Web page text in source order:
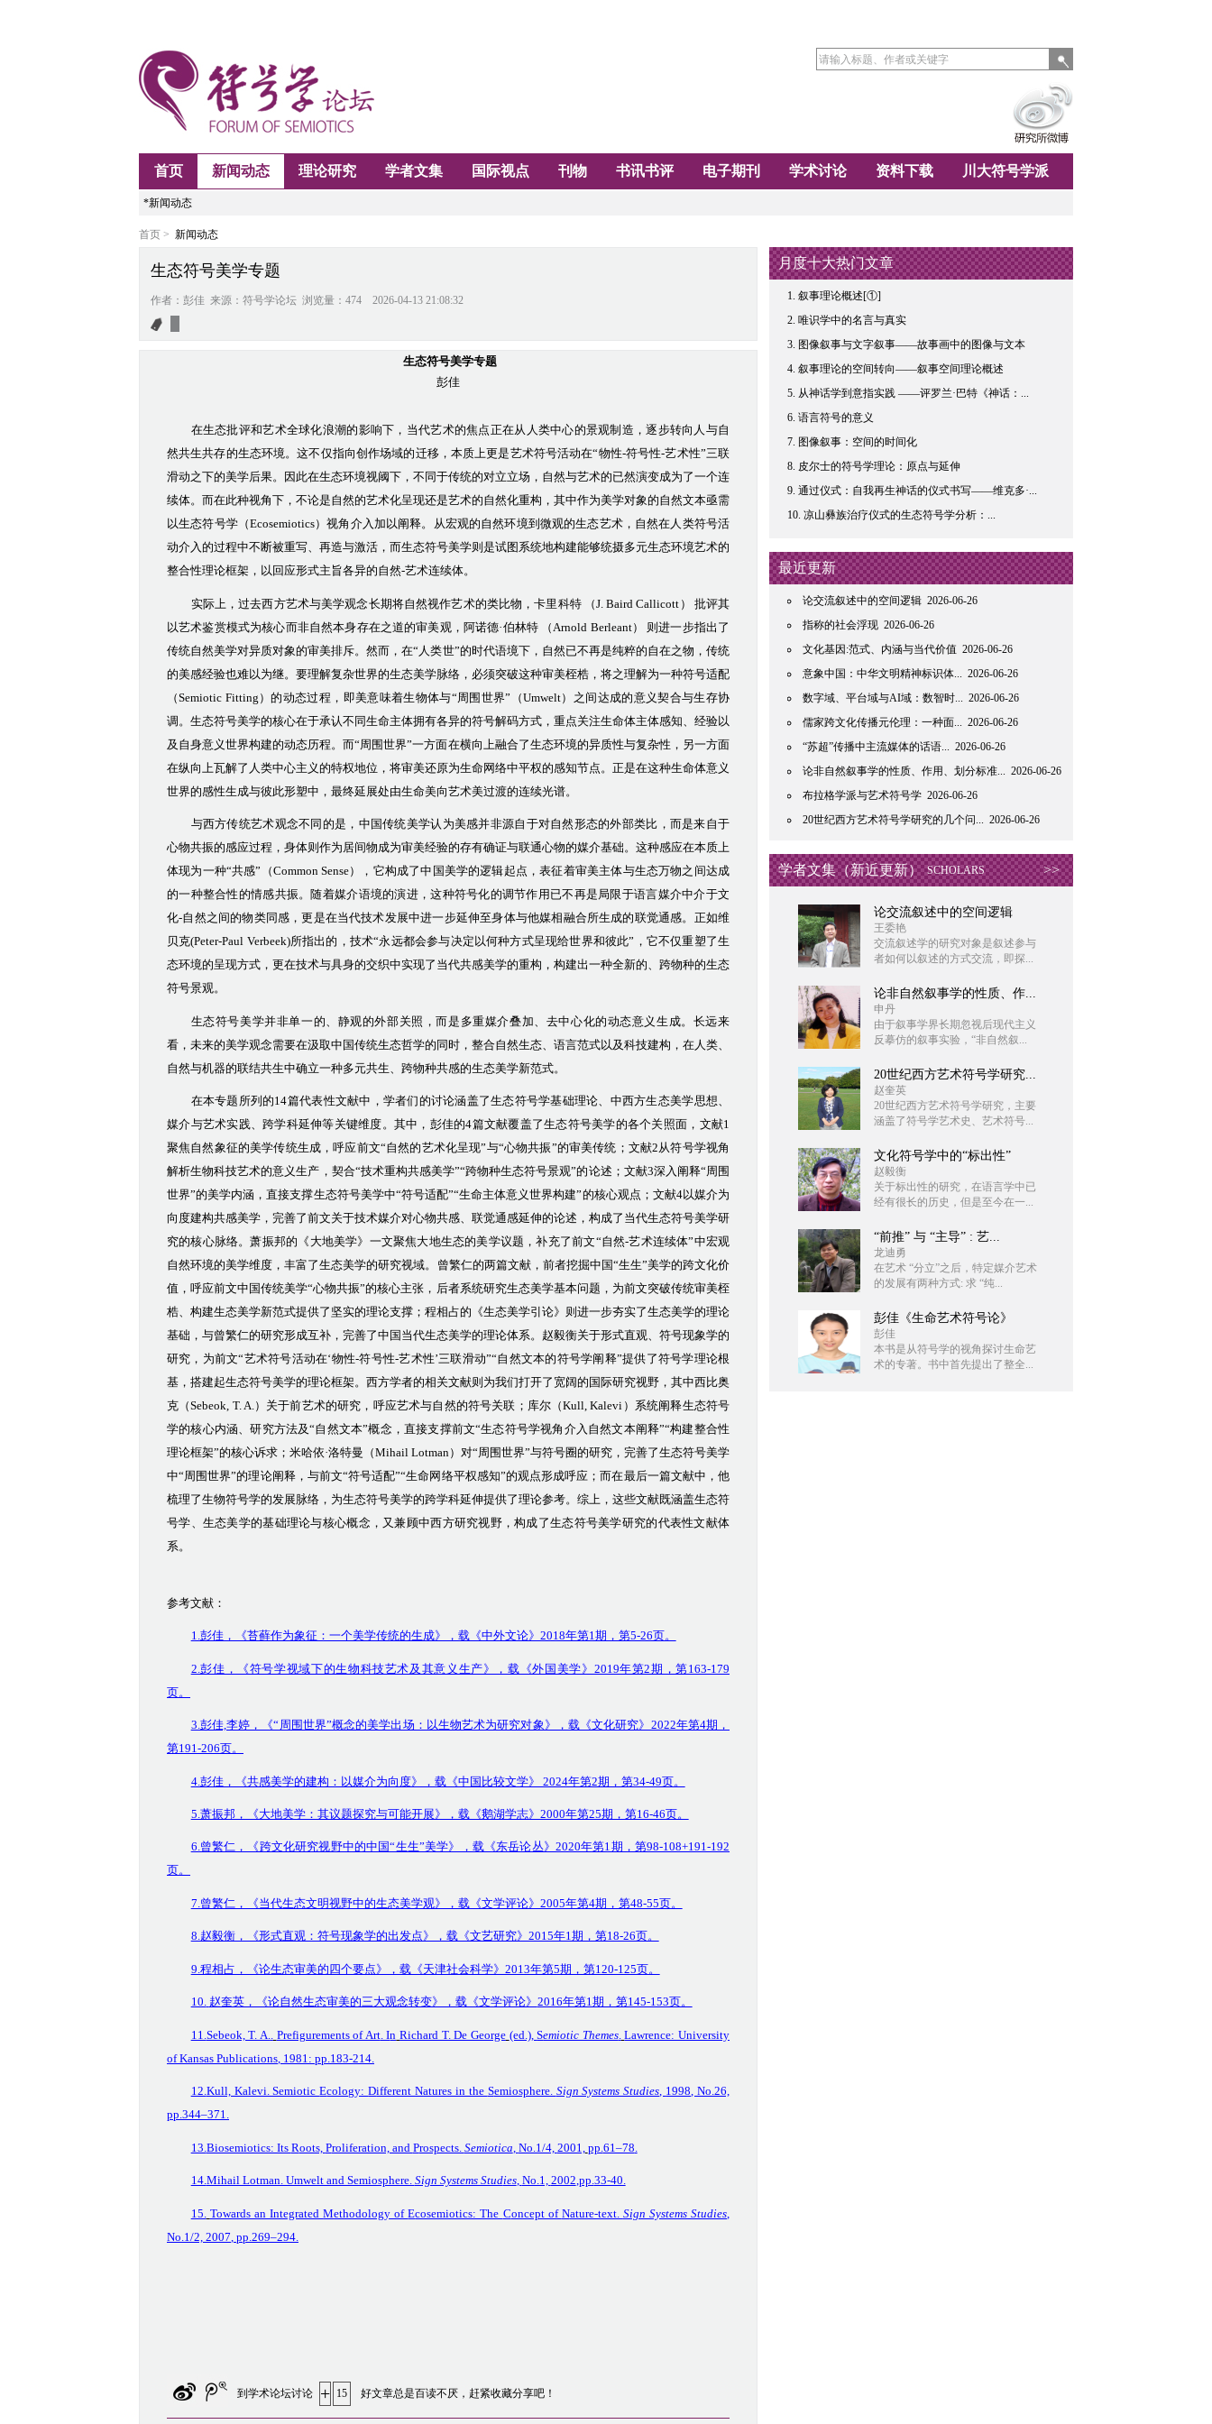
首页 新闻动态 理论研究 学者文集 国际视点 刊物 书讯书评 电子期刊 学术讨论 资料下载 川大符号学派
*新闻动态
首页 > 新闻动态
生态符号美学专题
作者：彭佳 来源：符号学论坛 浏览量：474 2026-04-13 21:08:32
生态符号美学专题
彭佳
在生态批评和艺术全球化浪潮的影响下， 当代艺术的焦点正在从人类中心的景观制造，逐步转向人与自
然共生共存的生态环境。这不仅指向创作场域的迁移，本质上更是艺术符号活动在“物性-符号性-艺术性”三联
滑动之下的美学后果。因此在生态环境视阈下，不同于传统的对立立场，自然与艺术的已然演变成为了一个连
续体。 而在此种视角下 ，不论是自然的艺术化呈现还是艺术的自然化重构，其中作为美学对象的自然文本亟需
以生态符号学（Ecosemiotics）视角介入加以阐释。从宏观的自然环境到微观的生态艺术，自然在人类符号活
动介入的过程中不断被重写、再造与激活，而生态符号美学则是试图系统地构建能够统摄多元生态环境艺术的
整合性理论框架，以回应形式主旨各异的自然-艺术连续体。
实际上，过去西方艺术与美学观念长期将自然视作艺术的类比物，卡里科特 （J. Baird Callicott ）
批评其
以艺术鉴赏模式为核心而非自然本身存在之道的审美观，阿诺德·伯林特 （ Arnold Berleant）
则进一步指出了
传统自然美学对异质对象的审美排斥。然而，在“人类世”的时代语境下，自然已不再是纯粹的自在之物，传统
的美感经验也难以为继。要理解复杂世界的生态美学脉络，必须突破这种审美桎梏，将之理解为一种符号适配
（Semiotic Fitting ）的动态过程，即美意味着生物体与“周围世界” （Umwelt）之间达成的意义契合与生存协
调。生态符号美学的核心在于承认不同生命主体拥有各异的符号解码方式，重点关注生命体主体感知、经验以
及自身意义世界构建的动态历程。而“周围世界”一方面在横向上融合了生态环境的异质性与复杂性，另一方面
在纵向上瓦解了人类中心主义的特权地位，将审美还原为生命网络中平权的感知节点。 正是在这种生命体意义
世界的感性生成与彼此形塑中，最终延展处由生命美向艺术美过渡的连续光谱。
与西方传统艺术观念不同的是，中国传统美学认为美感并非源自于对自然形态的外部类比，而是来自于
心物共振的感应过程，身体则作为居间物成为审美经验的存有确证与联通心物的媒介基础。这种感应在本质上
体现为一种“共感” （Common Sense）
，它构成了中国美学的逻辑起点，表征着审美主体与生态万物之间达成
的一种整合性的情感共振。随着媒介语境的演进，这种符号化的调节作用已不再是局限于语言媒介中介于文
化-自然之间的物类同感，更是在当代技术发展中进一步延伸至身体与他媒相融合所生成的联觉通感。正如维
贝克(Peter-Paul Verbeek)所指出 的， 技术“永远都会参与决定以何种方式呈现给世界和彼此” ， 它不仅重塑了生
态环境的呈现方式，更在技术与具身的交织中实现了当代共感美学的重构，构建出一种全新的、跨物种的生态
符号景观。
生态符号美学并非单一的、静观的外部关照，而是多重媒介叠加、去中心化的动态意义生成。长远来
看，未来的美学观念需要在汲取中国传统生态哲学的同时，整合自然生态、语言范式以及科技建构，在人类、
自然与机器的联结共生中确立一种多元共生、跨物种共感的生态美学新范式。
在本专题 所列 的14篇代表性文献中 ， 学者们的讨论涵盖了生态符号学基础理论、中西方生态美学思想、
媒介与艺术实践、跨学科延伸等关键维度。其中，彭佳的4篇文献覆盖了生态符号美学的各个关照面 ，文献1
聚焦自然象征的美学传统生成，呼应前文“自然的艺术化呈现”与“心物共振”的审美传统；文献2从符号学视角
解析生物科技艺术的意义生产，契合“技术重构共感美学”“跨物种生态符号景观”的论述；文献3深入阐释“周围
世界”的美学内涵，直接支撑生态符号美学中“符号适配”“生命主体意义世界构建”的核心观点；文献4以媒介为
向度建构共感美学，完善了前文关于技术媒介对心物共感、联觉通感延伸的论述，构成了当代生态符号美学研
究的核心脉络。萧振邦的《大地美学》 一文聚焦大地生态的美学议题，补充了前文“自然-艺术连续体”中宏观
自然环境的美学维度，丰富了生态美学的研究视域。 曾繁仁的两篇文献，前者挖掘中国“生生”美学的跨文化价
值，呼应前文中国传统美学“心物共振”的核心主张，后者系统研究生态美学基本问题，为前文突破传统审美桎
梏、构建生态美学新范式提供了坚实的理论支撑； 程相占的 《生态美学引论》则进一步夯实了生态美学的理论
基础，与曾繁仁的研究形成互补，完善了中国当代生态美学的理论体系。赵毅衡关于形式直观、符号现象学的
研究，为前文“艺术符号活动在‘物性-符号性-艺术性’三联滑动”“自然文本的符号学阐释”提供了符号学理论根
基，搭建起生态符号美学的理论框架。西方学者的相关文献则 为我们打开了宽阔的 国际研究视野，其中西比奥
克（Sebeok, T. A.）关于前艺术的研究，呼应艺术与自然的符号关联；库尔（Kull, Kalevi）系统阐释生态符号
学的核心内涵、研究方法及“自然文本”概念，直接支撑前文“生态符号学视角介入自然文本阐释”“构建整合性
理论框架”的核心诉求； 米哈依·洛特曼（Mihail Lotman）对“周围世界”与符号圈的研究，完善了生态符号美学
中“周围世界”的理论阐释，与前文“符号适配”“生命网络平权感知”的观点形成呼应；而在最后一篇文献中，他
梳理了生物符号学的发展脉络，为生态符号美学的跨学科延伸提供了理论参考。综上，这些文献既涵盖生态符
号学、生态美学的基础理论与核心概念，又兼顾中西方研究视野，构成了生态符号美学研究的代表性文献体
系。
参考文献：
1.彭佳，《苔藓作为象征：一个美学传统的生成》，载《中外文论》2018年第1期，第5-26页。
2.彭佳，《符号学视域下的生物科技艺术及其意义生产》，载《外国美学》2019年第2期，第163-179
页。
3.彭佳,李婷，《“周围世界”概念的美学出场：以生物艺术为研究对象》，载《文化研究》2022年第4期，
第191-206页。
4.彭佳，《共感美学的建构：以媒介为向度》，载《中国比较文学》 2024年第2期，第34-49页。
5.萧振邦，《大地美学：其议题探究与可能开展》，载《鹅湖学志》2000年第25期，第16-46页。
6.曾繁仁，《跨文化研究视野中的中国“生生”美学》，载《东岳论丛》2020年第1期，第98-108+191-192
页。
7.曾繁仁，《当代生态文明视野中的生态美学观》，载《文学评论》2005年第4期，第48-55页。
8.赵毅衡，《形式直观：符号现象学的出发点》，载《文艺研究》2015年1期，第18-26页。
9.程相占，《论生态审美的四个要点》，载《天津社会科学》2013年第5期，第120-125页。
10. 赵奎英，《论自然生态审美的三大观念转变》，载《文学评论》 2016年第1期，第145-153页。
11. Sebeok, T. A. Prefigurements of Art. In Richard T. De George (ed.),Semiotic Themes. Lawrence: University
of Kansas Publications , 1981: pp.183-214.
12.Kull, Kalevi. SemioticEcology:DifferentNatures in the Semiosphere. Sign Systems Studies, 1998, No.26,
pp.344–371.
13. Biosemiotics: Its Roots, Proliferation, and Prospects. Semiotica No.1/4, 2001, pp. 61–78
14.Mihail Lotman. Umwelt and Semiosphere. Sign Systems Studies, No.1, 2002,pp.33-40.
15. Towards an IntegratedMethodology ofEcosemiotics: The Concept of Nature-text. Sign Systems Studies
No.1/2, 2007 , pp. 269–294.
到学术论坛讨论 + 15 好文章总是百读不厌，赶紧收藏分享吧！
月度十大热门文章
叙事理论概述[①]
唯识学中的名言与真实
图像叙事与文字叙事——故事画中的图像与文本
叙事理论的空间转向——叙事空间理论概述
从神话学到意指实践 ——评罗兰·巴特《神话：...
语言符号的意义
图像叙事：空间的时间化
皮尔士的符号学理论：原点与延伸
通过仪式：自我再生神话的仪式书写——维克多·...
凉山彝族治疗仪式的生态符号学分析：...
最近更新
论交流叙述中的空间逻辑 2026-06-26
指称的社会浮现 2026-06-26
文化基因:范式、内涵与当代价值 2026-06-26
意象中国：中华文明精神标识体... 2026-06-26
数字域、平台域与AI域：数智时... 2026-06-26
儒家跨文化传播元伦理：一种面... 2026-06-26
“苏超”传播中主流媒体的话语... 2026-06-26
论非自然叙事学的性质、作用、划分标准... 2026-06-26
布拉格学派与艺术符号学 2026-06-26
20世纪西方艺术符号学研究的几个问... 2026-06-26
学者文集（新近更新） SCHOLARS >>
论交流叙述中的空间逻辑
王委艳
交流叙述学的研究对象是叙述参与
者如何以叙述的方式交流，即探...
论非自然叙事学的性质、作...
申丹
由于叙事学界长期忽视后现代主义
反摹仿的叙事实验，“非自然叙...
20世纪西方艺术符号学研究...
赵奎英
20世纪西方艺术符号学研究，主要
涵盖了符号学艺术史、艺术符号...
文化符号学中的“标出性”
赵毅衡
关于标出性的研究，在语言学中已
经有很长的历史，但是至今在一...
“前推” 与 “主导” : 艺...
龙迪勇
在艺术 “分立”之后，特定媒介艺术
的发展有两种方式: 求 “纯...
彭佳《生命艺术符号论》
彭佳
本书是从符号学的视角探讨生命艺
术的专著。书中首先提出了整全...